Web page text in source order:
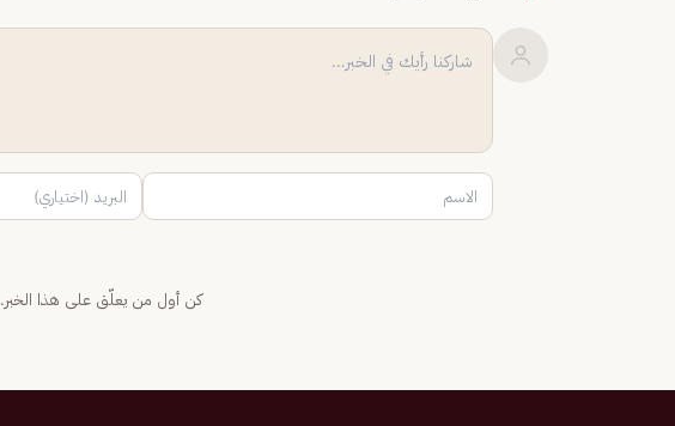
كن أول من يعلّق على هذا الخبر.